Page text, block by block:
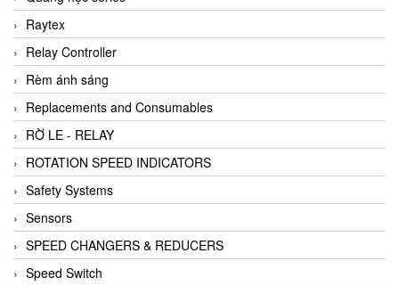
Raytex
Relay Controller
Rèm ánh sáng
Replacements and Consumables
RỜ LE - RELAY
ROTATION SPEED INDICATORS
Safety Systems
Sensors
SPEED CHANGERS & REDUCERS
Speed Switch